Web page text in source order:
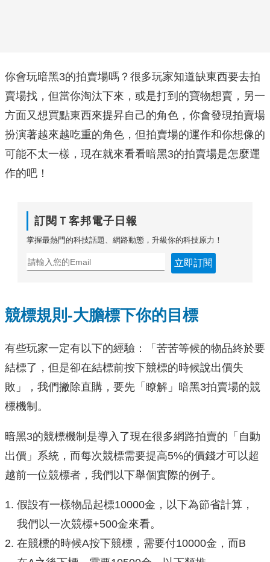
你會玩暗黑3的拍賣場嗎？很多玩家知道缺東西要去拍
賣場找，但當你淘汰下來，或是打到的寶物想賣，另一
方面又想買點東西來提昇自己的角色，你會發現拍賣場
扮演著越來越吃重的角色，但拍賣場的運作和你想像的
可能不太一樣，現在就來看看暗黑3的拍賣場是怎麼運
作的吧！
訂閱Ｔ客邦電子日報
掌握最熱門的科技話題、網路動態，升級你的科技原力！
立即訂閱
競標規則-大膽標下你的目標
有些玩家一定有以下的經驗：「苦苦等候的物品終於要
結標了，但是卻在結標前按下競標的時候說出價失
敗」，我們撇除直購，要先「瞭解」暗黑3拍賣場的競
標機制。
暗黑3的競標機制是導入了現在很多網路拍賣的「自動
出價」系統，而每次競標需要提高5%的價錢才可以超
越前一位競標者，我們以下舉個實際的例子。
假設有一樣物品起標10000金，以下為節省計算，
我們以一次競標+500金來看。
在競標的時候A按下競標，需要付10000金，而B